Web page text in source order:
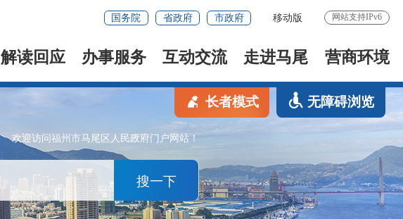
国务院 省政府 市政府 移动版 网站支持IPv6
解读回应 办事服务 互动交流 走进马尾 营商环境
欢迎访问福州市马尾区人民政府门户网站！
搜一下
长者模式 无障碍浏览